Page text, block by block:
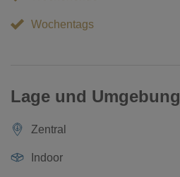
Wochentags
Lage und Umgebung
Zentral
Indoor